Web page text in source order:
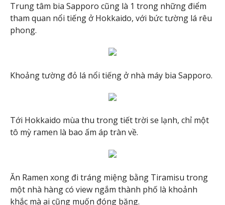
Trung tâm bia Sapporo cũng là 1 trong những điểm
tham quan nổi tiếng ở Hokkaido, với bức tường lá rêu
phong.
Khoảng tường đỏ lá nổi tiếng ở nhà máy bia Sapporo.
Tới Hokkaido mùa thu trong tiết trời se lạnh, chỉ một
tô mỳ ramen là bao ấm áp tràn về.
Ăn Ramen xong đi tráng miệng bằng Tiramisu trong
một nhà hàng có view ngắm thành phố là khoảnh
khắc mà ai cũng muốn đóng băng.